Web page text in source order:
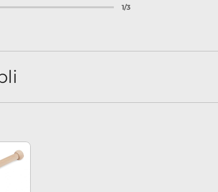
1/3